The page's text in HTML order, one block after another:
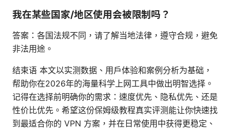
我在某些国家/地区使用会被限制吗？
答案：各国法规不同，请了解当地法律，遵守合规，避免
非法用途。
结束语 本文以实测数据、用户体验和案例分析为基础，
帮助你在2026年的海量科学上网工具中做出明智选择。
记得在选择前明确你的需求：速度优先、隐私优先、还是
性价比优先。希望这份保姆级教程真实评测能让你快速找
到最适合你的 VPN 方案，并在日常使用中获得更稳定、